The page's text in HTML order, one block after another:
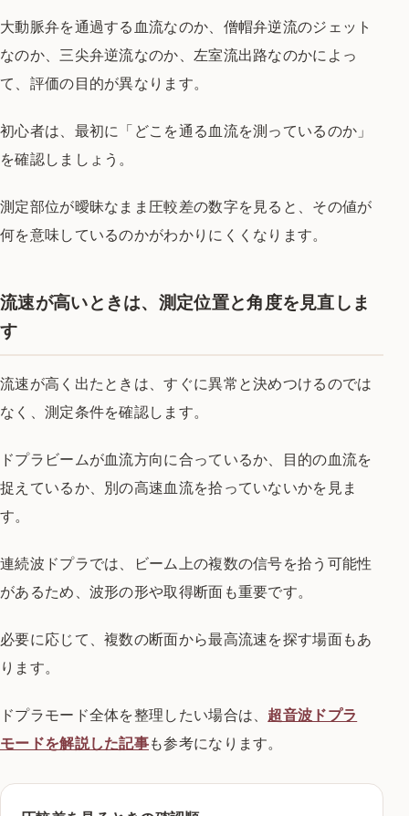
大動脈弁を通過する血流なのか、僧帽弁逆流のジェット
なのか、三尖弁逆流なのか、左室流出路なのかによっ
て、評価の目的が異なります。
初心者は、最初に「どこを通る血流を測っているのか」
を確認しましょう。
測定部位が曖昧なまま圧較差の数字を見ると、その値が
何を意味しているのかがわかりにくくなります。
流速が高いときは、測定位置と角度を見直しま
す
流速が高く出たときは、すぐに異常と決めつけるのでは
なく、測定条件を確認します。
ドプラビームが血流方向に合っているか、目的の血流を
捉えているか、別の高速血流を拾っていないかを見ま
す。
連続波ドプラでは、ビーム上の複数の信号を拾う可能性
があるため、波形の形や取得断面も重要です。
必要に応じて、複数の断面から最高流速を探す場面もあ
ります。
ドプラモード全体を整理したい場合は、 超音波ドプラ
モードを解説した記事も参考になります。